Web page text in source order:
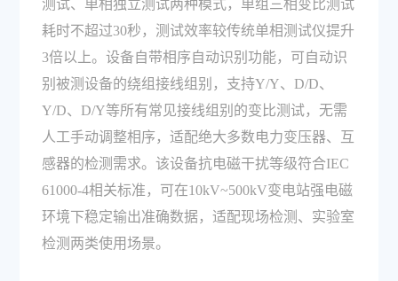
测试、单相独立测试两种模式，单组三相变比测试
耗时不超过30秒，测试效率较传统单相测试仪提升
3倍以上。设备自带相序自动识别功能，可自动识
别被测设备的绕组接线组别，支持Y/Y、D/D、
Y/D、D/Y等所有常见接线组别的变比测试，无需
人工手动调整相序，适配绝大多数电力变压器、互
感器的检测需求。该设备抗电磁干扰等级符合IEC
61000-4相关标准，可在10kV~500kV变电站强电磁
环境下稳定输出准确数据，适配现场检测、实验室
检测两类使用场景。